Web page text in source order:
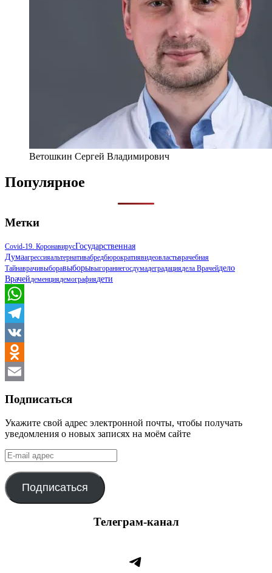
Ветошкин Сергей Владимирович
Популярное
Метки
Covid-19. КоронавирусГосударственная
ДумаАгрессияАльтернативаБредБюрократияВидеоВластьВрачебная
ТайнаВрачиВыбораВыборыВыгораниеГосдумаДеградацияДела ВрачейДело
ВрачейДеменцияДемографияДети
WhatsApp
Telegram
VK
Odnoklassniki
Подписаться
Укажите свой адрес электронной почты, чтобы получать
уведомления о новых записях на моём сайте
E-
mail
адрес
Подписаться
Телеграм-канал
Telegram